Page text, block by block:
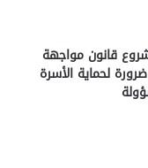
قانون مواجهة
لحماية الأسرة